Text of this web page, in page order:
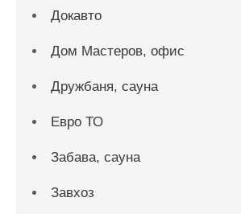
Докавто
Дом Мастеров, офис
Дружбаня, сауна
Евро ТО
Забава, сауна
Завхоз